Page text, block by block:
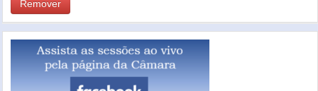
Remover